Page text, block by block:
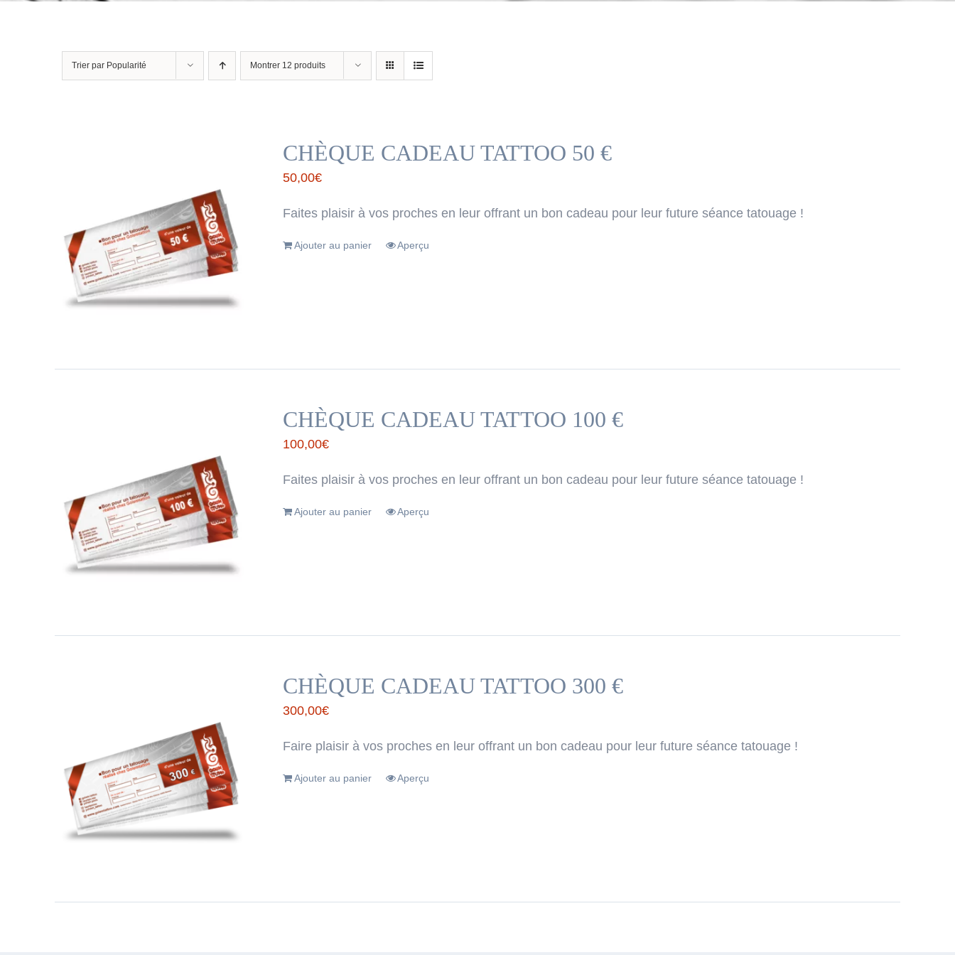
Trier par Popularité Montrer 12 produits
CHÈQUE CADEAU TATTOO 50 €
50,00€
Faites plaisir à vos proches en leur offrant un bon cadeau pour leur future séance tatouage !
Ajouter au panier Aperçu
CHÈQUE CADEAU TATTOO 100 €
100,00€
Faites plaisir à vos proches en leur offrant un bon cadeau pour leur future séance tatouage !
Ajouter au panier Aperçu
CHÈQUE CADEAU TATTOO 300 €
300,00€
Faire plaisir à vos proches en leur offrant un bon cadeau pour leur future séance tatouage !
Ajouter au panier Aperçu